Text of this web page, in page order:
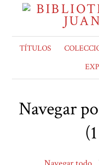
TÍTULOS
Navegar